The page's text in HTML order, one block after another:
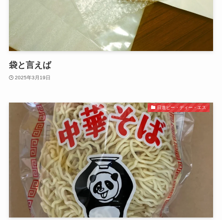
袋と言えば
2025年3月19日
日進ピー・ディー・エス